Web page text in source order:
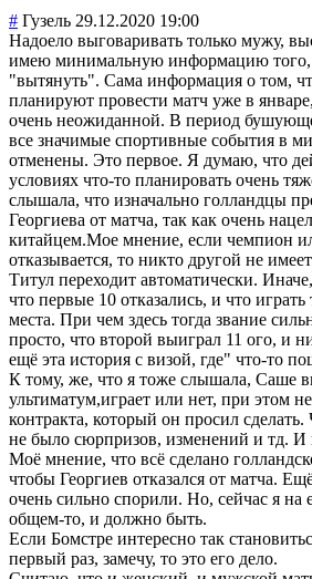
# Гузель 29.12.2020 19:00
Надоело выговаривать только мужу,
имею минимальную информацию того,
"вытянуть". Сама информация о том,
планируют провести матч уже в
очень неожиданной. В период
все значимые спортивные события в
отменены. Это первое. Я думаю, что
условиях что-то планировать очень
слышала, что изначально голландцы
Георгиева от матча, так как очень
китайцем.Мое мнение, если чемпион
отказывается, то никто другой не
Титул переходит автоматически.
что первые 10 отказались, и что играть
места. При чем здесь тогда звание
просто, что второй выиграл 11 ого, и
ещё эта история с визой, где" что-то
К тому, же, что я тоже слышала, Саше
ультиматум,играет или нет, при этом
контракта, который он просил
не было сюрпризов, изменений и тд. И
Моё мнение, что всё сделано
чтобы Георгиев отказался от матча.
очень сильно спорили. Но, сейчас я на
общем-то, и должно быть.
Если Бомстре интересно так
первый раз, замечу, то это его дело.